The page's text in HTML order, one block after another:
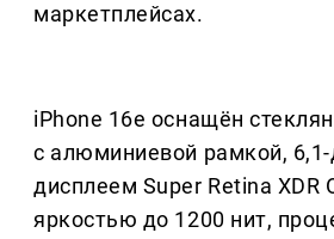
маркетплейсах.
iPhone 16e оснащён
с алюминиевой рамкой,
дисплеем Super Retina XDR
яркостью до 1200 нит,